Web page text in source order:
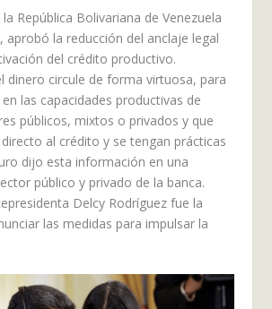
República Bolivariana de Venezuela
aprobó la reducción del anclaje legal
del crédito productivo.
dinero circule de forma virtuosa, para
las capacidades productivas de
públicos, mixtos o privados y que
al crédito y se tengan prácticas
dijo esta información en una
público y privado de la banca.
Delcy Rodríguez fue la
las medidas para impulsar la